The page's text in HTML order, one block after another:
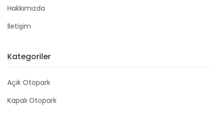
Hakkımızda
İletişim
Kategoriler
Açık Otopark
Kapalı Otopark